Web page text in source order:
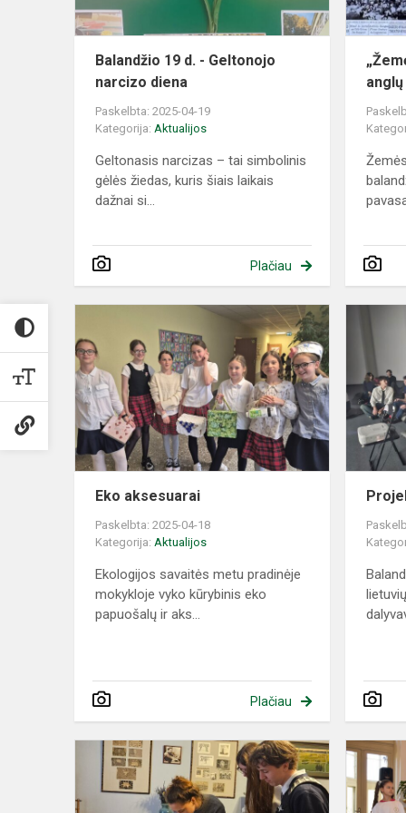
diena
Balandžio 19 d. - Geltonojo
narcizo diena
Paskelbta: 2025-04-19
Kategorija: Aktualijos
Geltonasis narcizas – tai simbolinis
gėlės žiedas, kuris šiais laikais
dažnai si...
Plačiau
Eko
aksesuarai
Eko aksesuarai
Paskelbta: 2025-04-18
Kategorija: Aktualijos
Ekologijos sаvaitės metu prаdinėje
mokykloje vyko kūrybinis eko
papuošalų ir aks...
Plačiau
Edukacinė
pamoka
,,Meilė,